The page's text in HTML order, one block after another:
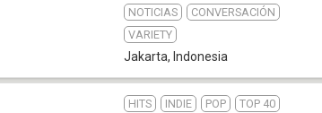
NOTICIAS
CONVERSACIÓN
VARIETY
Jakarta, Indonesia
HITS INDIE POP TOP 40